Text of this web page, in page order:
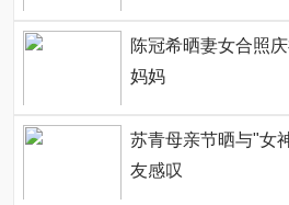
陈冠希晒妻女合照
妈妈
苏青母亲节晒与"女
友感叹